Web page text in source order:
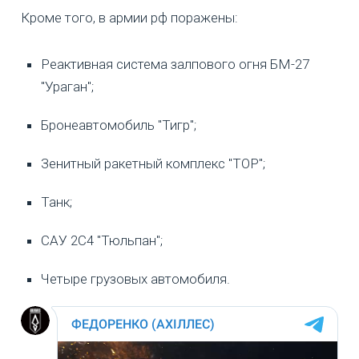
Кроме того, в армии рф поражены:
Реактивная система залпового огня БМ-27
"Ураган";
Бронеавтомобиль "Тигр";
Зенитный ракетный комплекс "ТОР";
Танк;
САУ 2С4 "Тюльпан";
Четыре грузовых автомобиля.